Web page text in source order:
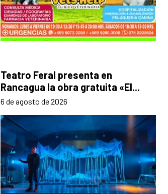
Teatro Feral presenta en
Rancagua la obra gratuita «El...
6 de agosto de 2026